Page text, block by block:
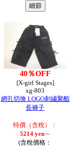
40％OFF
[X-girl Stages]
xg-803
網孔切換 LOGO刺繡聚酯
長褲子
特價（含稅）：
5214 yen～
(含稅價格：